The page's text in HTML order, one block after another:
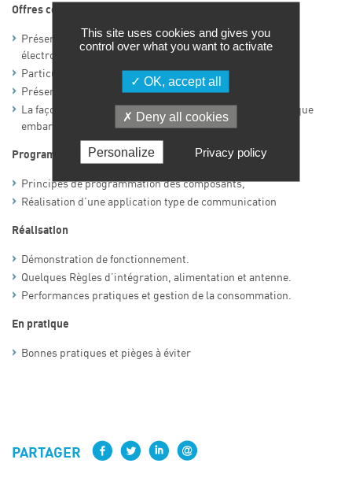
Offres composants
Présentation des offres composants pour les cartes
électroniques, pour l’IOT, l’IIOT et l’embarqué.
Particularités des différents composants standard
Présentation de composants types
La façon de l’intégrer dans un contexte de carte électronique
embarquée, ou carte de prototypage rapide.
Programmation
Principes de programmation des composants,
Réalisation d’une application type de communication
Réalisation
Démonstration de fonctionnement.
Quelques Règles d’intégration, alimentation et antenne.
Performances pratiques et gestion de la consommation.
En pratique
Bonnes pratiques et pièges à éviter
PARTAGER
This site uses cookies and gives you
control over what you want to activate
OK, accept all
Deny all cookies
Personalize Privacy policy